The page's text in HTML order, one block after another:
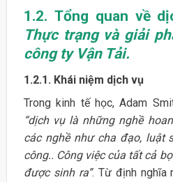
1.2. Tổng quan về
Thực trạng và giải
công ty Vận Tải.
1.2.1. Khái niệm dịch vụ
Trong kinh tế học, Adam
“dịch vụ là những nghề
các nghề như cha đạo, luật
công.. Công việc của tất cả
được sinh ra”. Từ định nghĩa